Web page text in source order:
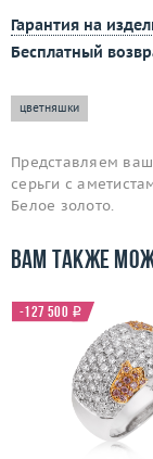
Гарантия на
Бесплатный
цветняшки
Представляем
серьги с
Белое золото.
Вам также
-127 500 i